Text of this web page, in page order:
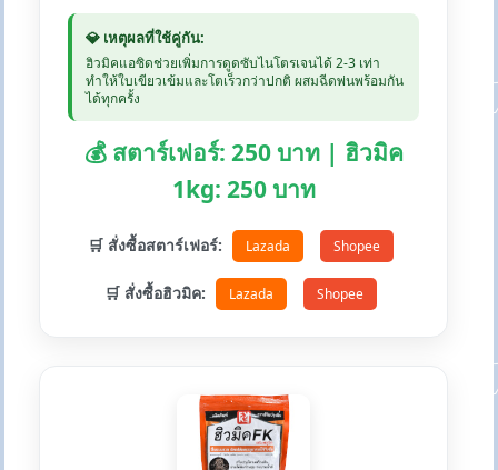
💎 เหตุผลที่ใช้คู่กัน:
ฮิวมิคแอซิดช่วยเพิ่มการดูดซับไนโตรเจนได้ 2-3 เท่า
ทำให้ใบเขียวเข้มและโตเร็วกว่าปกติ ผสมฉีดพ่นพร้อมกัน
ได้ทุกครั้ง
💰 สตาร์เฟอร์: 250 บาท | ฮิวมิค
1kg: 250 บาท
🛒 สั่งซื้อสตาร์เฟอร์: Lazada Shopee
🛒 สั่งซื้อฮิวมิค: Lazada Shopee